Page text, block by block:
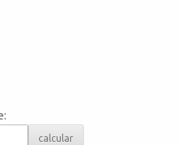
calcular